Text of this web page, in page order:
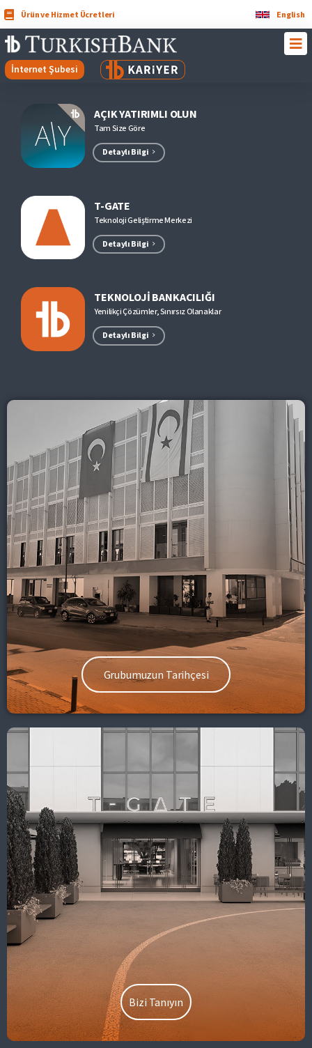
English
Ürün ve Hizmet Ücretleri
İnternet Şubesi
Detaylı Bilgi
AÇIK YATIRIMLI OLUN
Tam Size Göre
Detaylı Bilgi
T-GATE
Teknoloji Geliştirme Merkezi
Detaylı Bilgi
TEKNOLOJİ BANKACILIĞI
Yenilikçi Çözümler, Sınırsız Olanaklar
Grubumuzun Tarihçesi
Bizi Tanıyın